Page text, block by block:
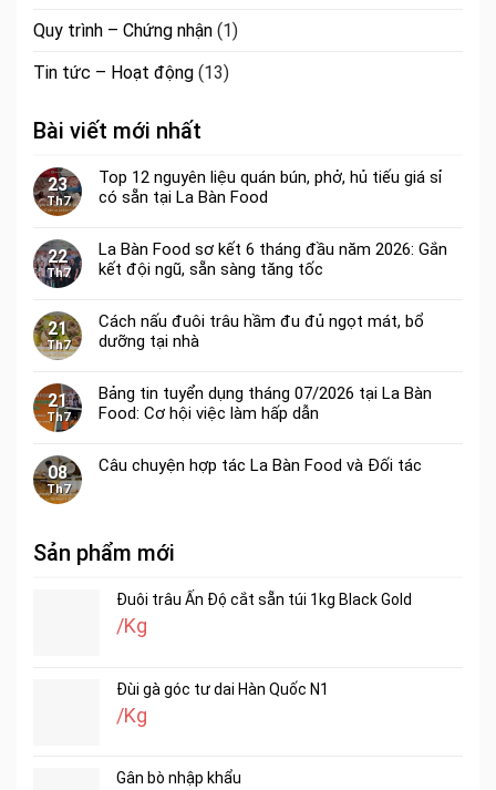
Quy trình – Chứng nhận (1)
Tin tức – Hoạt động (13)
Bài viết mới nhất
23
Th7
Top 12 nguyên liệu quán bún, phở, hủ tiếu giá sỉ
có sẵn tại La Bàn Food
22
Th7
La Bàn Food sơ kết 6 tháng đầu năm 2026: Gắn
kết đội ngũ, sẵn sàng tăng tốc
21
Th7
Cách nấu đuôi trâu hầm đu đủ ngọt mát, bổ
dưỡng tại nhà
21
Th7
Bảng tin tuyển dụng tháng 07/2026 tại La Bàn
Food: Cơ hội việc làm hấp dẫn
08
Th7
Câu chuyện hợp tác La Bàn Food và Đối tác
Sản phẩm mới
Đuôi trâu Ấn Độ cắt sẵn túi 1kg Black Gold
/Kg
Đùi gà góc tư dai Hàn Quốc N1
/Kg
Gân bò nhập khẩu